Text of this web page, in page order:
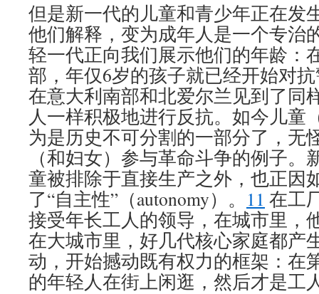
但是新一代的儿童和青少年正在发
他们解释，变为成年人是一个专治
轻一代正向我们展示他们的年龄：
部，年仅6岁的孩子就已经开始对
在意大利南部和北爱尔兰见到了同
人一样积极地进行反抗。如今儿童
为是历史不可分割的一部分了，无
（和妇女）参与革命斗争的例子。
童被排除于直接生产之外，也正因
了“自主性”（autonomy）。 11 在工
接受年长工人的领导，在城市里，
在大城市里，好几代核心家庭都产
动，开始撼动既有权力的框架：在
的年轻人在街上闲逛，然后才是工